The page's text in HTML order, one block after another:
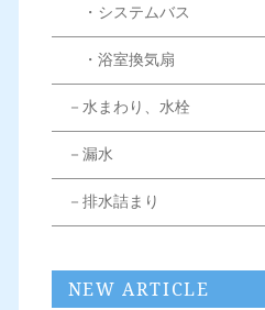
・システムバス
・浴室換気扇
－水まわり、水栓
－漏水
－排水詰まり
NEW ARTICLE